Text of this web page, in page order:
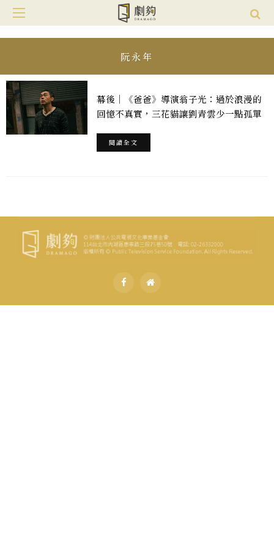
阮永年
幕後｜《爸爸》導演翁子光：過於浪漫的
回憶不真實，三花貓讓劉青雲少一點孤單
閱讀全文